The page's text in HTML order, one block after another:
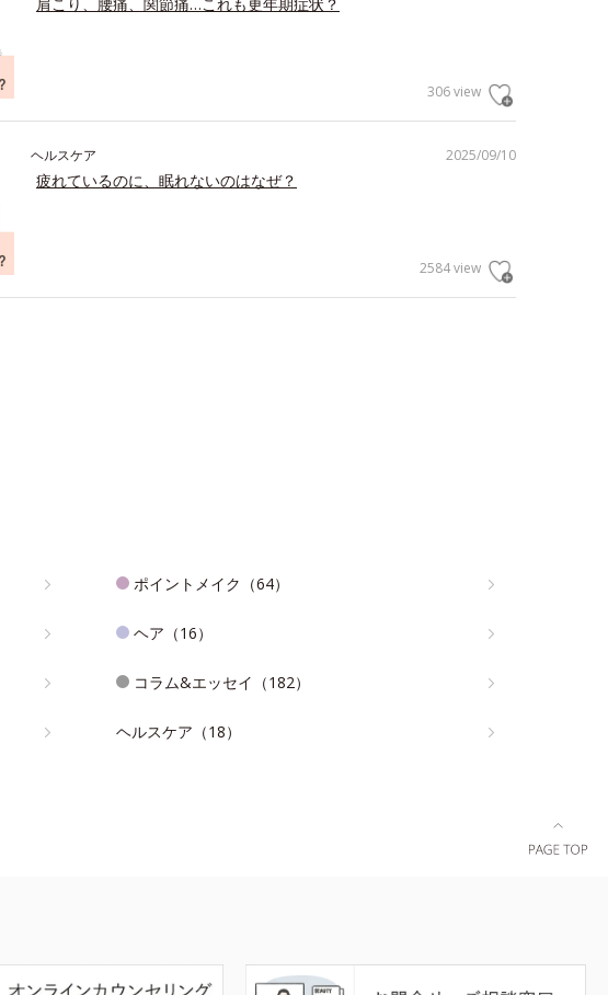
306 view
2025/09/10
ヘルスケア
疲れているのに、眠れないのはなぜ？
2584 view
ポイントメイク（64）
ヘア（16）
コラム&エッセイ（182）
ヘルスケア（18）